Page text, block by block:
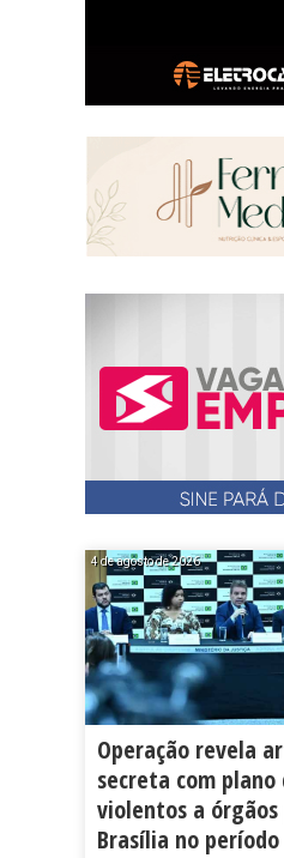
4 de agosto de 2026
Operação revela
secreta com
violentos a órgãos
Brasília no